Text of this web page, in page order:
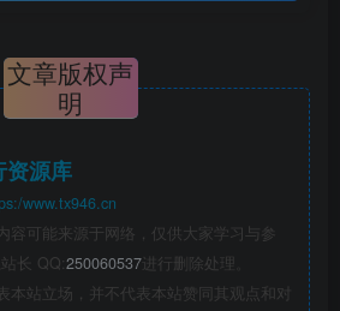
文章版权声
明
资源库
www.tx946.cn
容可能来源于网络，仅供大家学习与参
长 QQ:250060537进行删除处理。
本站立场，并不代表本站赞同其观点和对